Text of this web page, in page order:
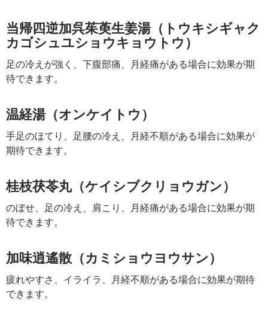
当帰四逆加呉茱萸生姜湯（トウキシギャク
カゴシュユショウキョウトウ）
足の冷えが強く、下腹部痛、月経痛がある場合に効果が期
待できます。
温経湯（オンケイトウ）
手足のほてり、足腰の冷え、月経不順がある場合に効果が
期待できます。
桂枝茯苓丸（ケイシブクリョウガン）
のぼせ、足の冷え、肩こり、月経痛がある場合に効果が期
待できます。
加味逍遙散（カミショウヨウサン）
疲れやすさ、イライラ、月経不順がある場合に効果が期待
できます。